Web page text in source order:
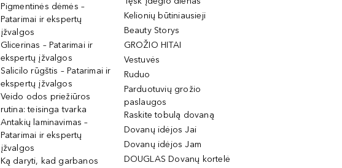
Pigmentinės dėmės –
Patarimai ir ekspertų
įžvalgos
Glicerinas – Patarimai ir
ekspertų įžvalgos
Salicilo rūgštis – Patarimai ir
ekspertų įžvalgos
Veido odos priežiūros
rutina: teisinga tvarka
Antakių laminavimas –
Patarimai ir ekspertų
įžvalgos
Ką daryti, kad garbanos
Kelionių būtiniausieji
Beauty Storys
GROŽIO HITAI
Vestuvės
Ruduo
Parduotuvių grožio
paslaugos
Raskite tobulą dovaną
Dovanų idėjos Jai
Dovanų idėjos Jam
DOUGLAS Dovanų kortelė